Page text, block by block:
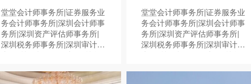
堂堂会计师事务所|证券服务业
务会计师事务所|深圳会计师事
务所|深圳资产评估师事务所|
深圳税务师事务所|深圳审计报
告|深圳资产评估报告|深圳税
堂堂会计师事务所|证券服务业
务会计师事务所|深圳会计师事
务所|深圳资产评估师事务所|
深圳税务师事务所|深圳审计报
告|深圳资产评估报告|深圳税